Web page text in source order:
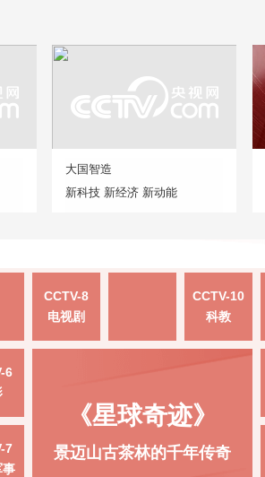
大国智造
新科技 新经济 新动能
CCTV-8
电视剧
CCTV-10
科教
6
《星球奇迹》
景迈山古茶林的千年传奇
7
事